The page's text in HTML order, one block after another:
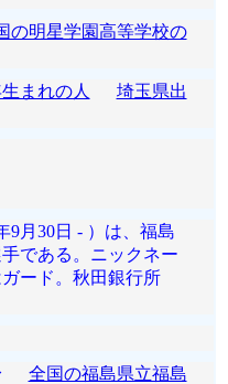
の明星学園高等学校の
まれの人
埼玉県出
9月30日 - ）は、福島
である。ニックネー
ード。秋田銀行所
全国の福島県立福島